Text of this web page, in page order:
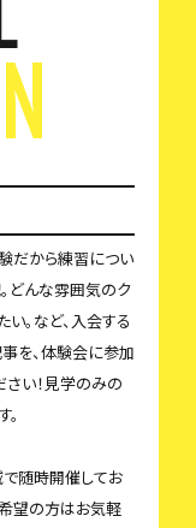
だから練習につい
どんな雰囲気のク
。など、入会する
を、体験会に参加
さい！見学のみの
随時開催してお
望の方はお気軽